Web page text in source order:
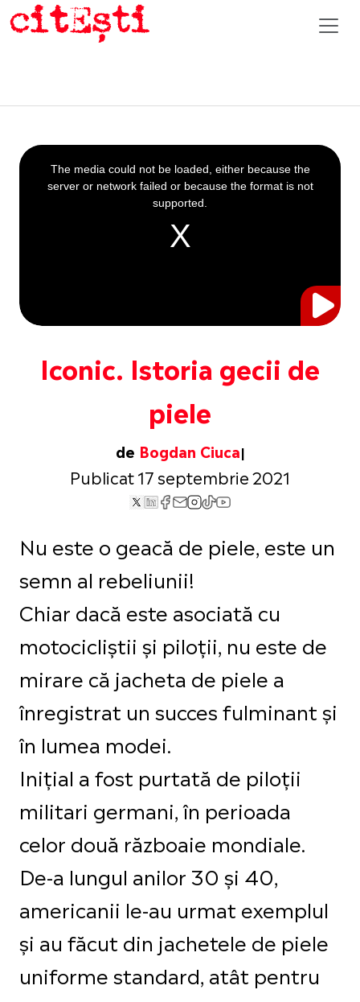
Iconic. Istoria gecii de
piele
de Bogdan Ciuca
Publicat 17 septembrie 2021
This
is
a
The media could not be loaded, either because the
server or network failed or because the format is not
supported.
Nu este o geacă de piele, este un
semn al rebeliunii!
Chiar dacă este asociată cu
motocicliștii și piloții, nu este de
mirare că jacheta de piele a
înregistrat un succes fulminant și
în lumea modei.
Inițial a fost purtată de piloții
militari germani, în perioada
celor două războaie mondiale.
De-a lungul anilor 30 și 40,
americanii le-au urmat exemplul
și au făcut din jachetele de piele
uniforme standard, atât pentru